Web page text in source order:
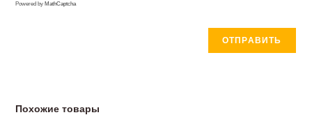
Powered byMathCaptcha
Похожие товары